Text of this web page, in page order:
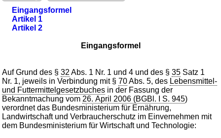
Eingangsformel
Artikel 1
Artikel 2
Eingangsformel
Auf Grund des §32 Abs. 1 Nr. 1 und 4 und des §35 Satz 1
Nr. 1, jeweils in Verbindung mit §70Abs. 5, des Lebensmittel-
und Futtermittelgesetzbuches in der Fassung der
Bekanntmachung vom 26. April 2006 (BGBl. I S. 945)
verordnet das Bundesministerium für Ernährung,
Landwirtschaft und Verbraucherschutz im Einvernehmen mit
dem Bundesministerium für Wirtschaft und Technologie: